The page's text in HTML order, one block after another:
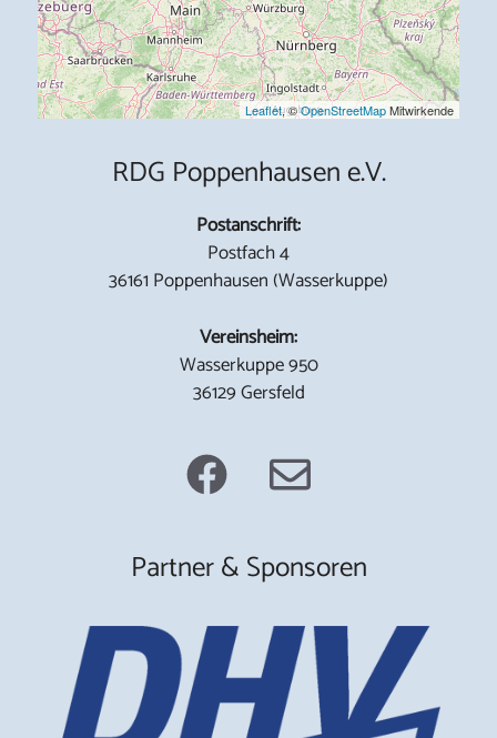
Leaflet, ©OpenStreetMapMitwirkende
RDG Poppenhausen e.V.
Postanschrift:
Postfach 4
36161 Poppenhausen (Wasserkuppe)
Vereinsheim:
Wasserkuppe 950
36129 Gersfeld
Partner & Sponsoren